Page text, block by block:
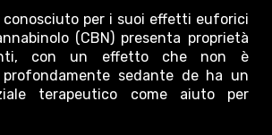
conosciuto per i suoi effetti euforici
(CBN) presenta proprietà
con un effetto che non è
sedante de ha un
terapeutico come aiuto per